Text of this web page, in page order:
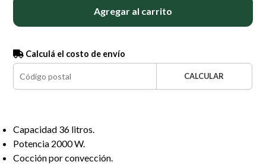
Agregar al carrito
Calculá el costo de envío
CALCULAR
Capacidad 36 litros.
Potencia 2000 W.
Cocción por convección.